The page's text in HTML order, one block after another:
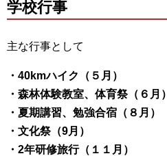
学校行事
主な行事として
・40kmハイク（５月）
・森林体験教室、体育祭（６月）
・夏期講習、勉強合宿（８月）
・文化祭（9月）
・2年研修旅行（１１月）